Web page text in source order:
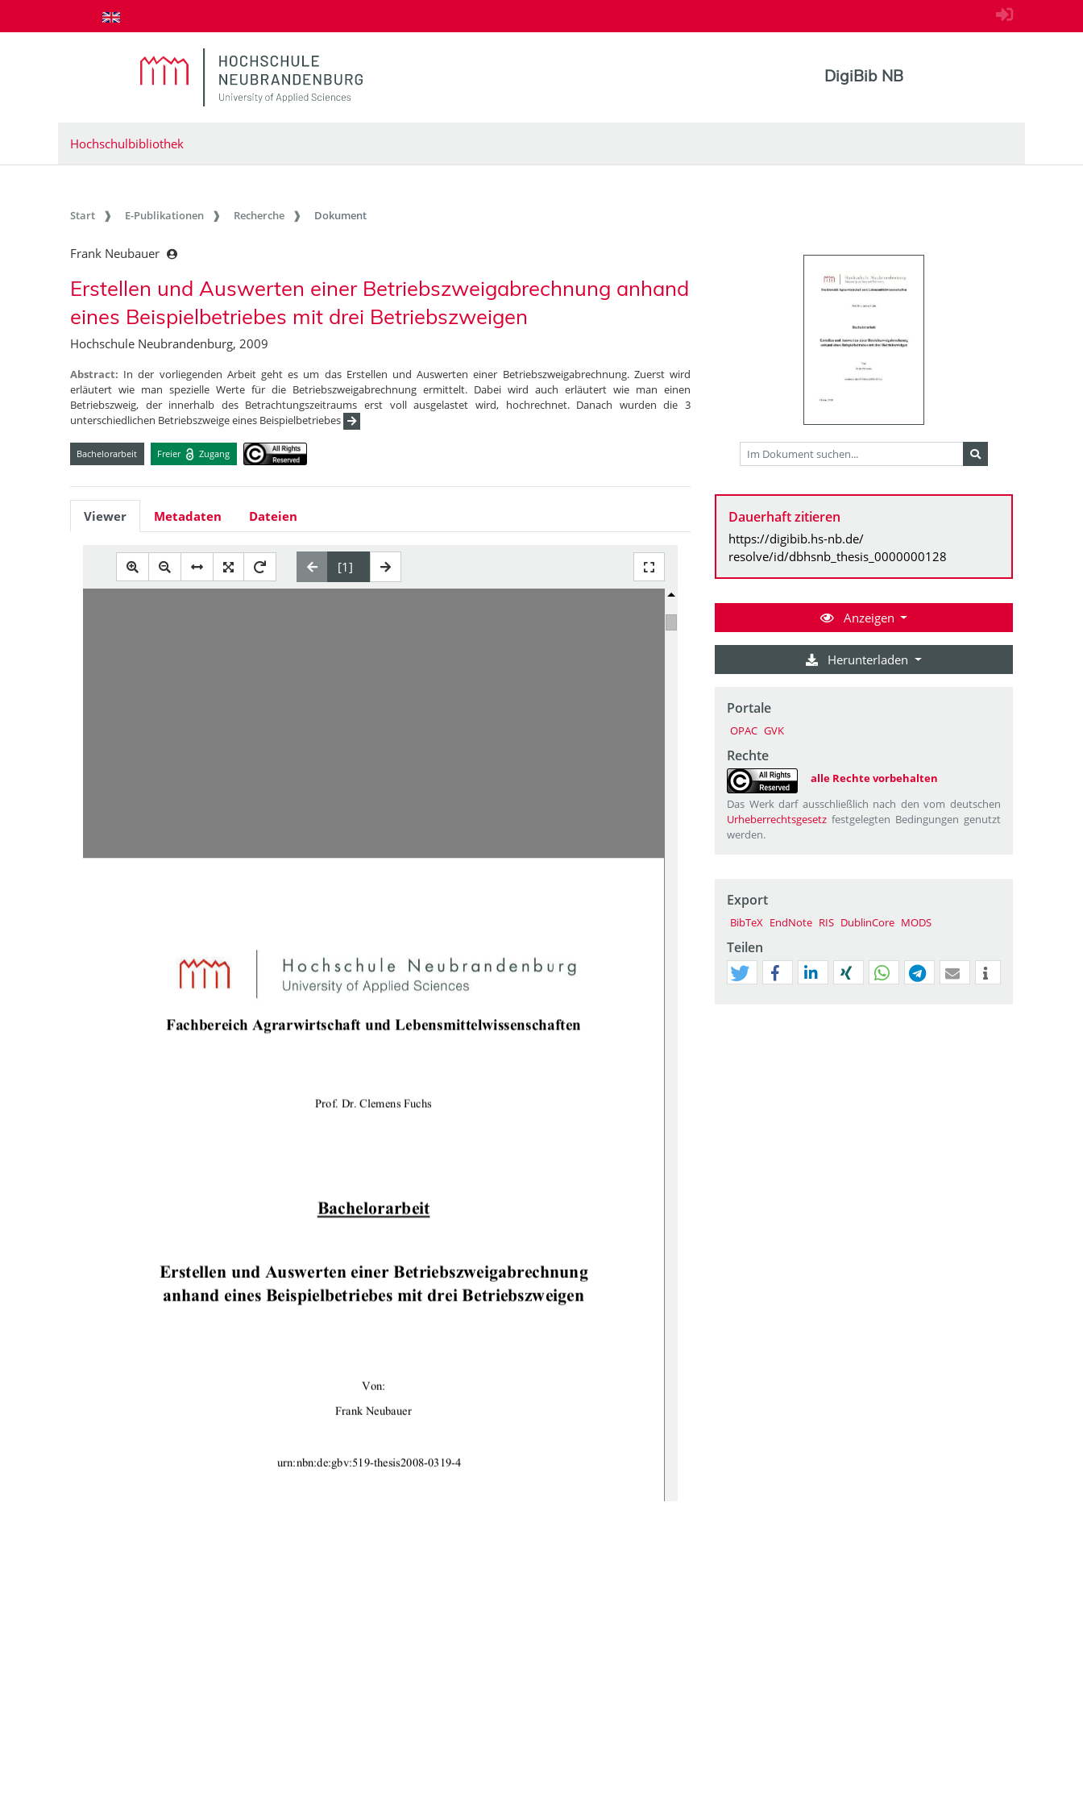
zum Inhalt springen
DigiBib NB
Hochschulbibliothek
Start E-Publikationen Recherche Dokument
Frank Neubauer
Erstellen und Auswerten einer Betriebszweigabrechnung anhand
eines Beispielbetriebes mit drei Betriebszweigen
Hochschule Neubrandenburg, 2009
Abstract: In der vorliegenden Arbeit geht es um das Erstellen und Auswerten einer Betriebszweigabrechnung. Zuerst wird
erläutert wie man spezielle Werte für die Betriebszweigabrechnung ermittelt. Dabei wird auch erläutert wie man einen
Betriebszweig, der innerhalb des Betrachtungszeitraums erst voll ausgelastet wird, hochrechnet. Danach wurden die 3
unterschiedlichen Betriebszweige eines Beispielbetriebes
Bachelorarbeit Freier Zugang
Viewer Metadaten Dateien
Fachbereich Agrarwirtschaft und Lebensmittelwissenschaften
Prof. Dr. Clemens Fuchs
Bachelorarbeit
Erstellen und Auswerten einer Betriebszweigabrechnung
anhand eines Beispielbetriebes mit drei Betriebszweigen
Von:
Frank Neubauer
urn:nbn:de:gbv:519-thesis2008-0319-4
Dauerhaft zitieren
https://digibib.hs-nb.de/
resolve/id/dbhsnb_thesis_0000000128
Anzeigen
Herunterladen
Portale
OPAC GVK
Rechte
alle Rechte vorbehalten
Das Werk darf ausschließlich nach den vom deutschen
Urheberrechtsgesetz festgelegten Bedingungen genutzt
werden.
Export
BibTeX EndNote RIS DublinCore MODS
Teilen